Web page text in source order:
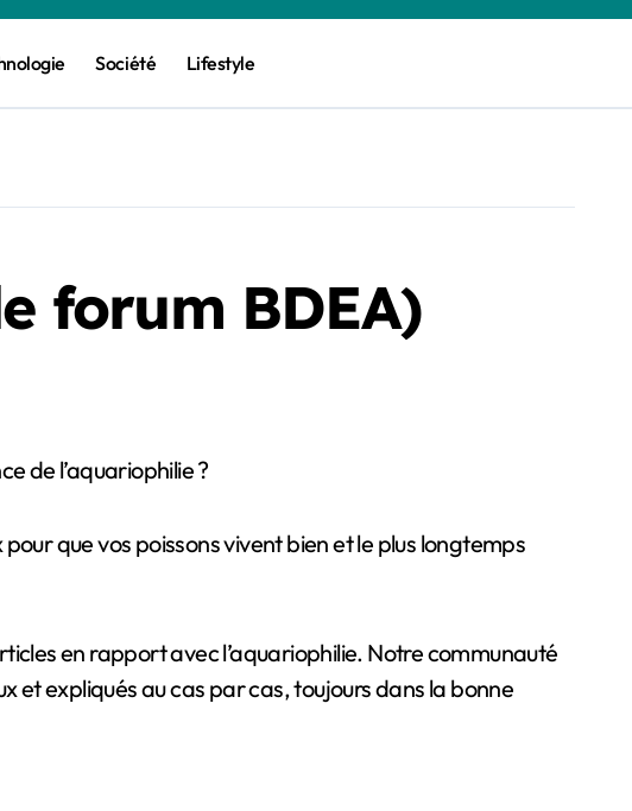
Société Lifestyle
forum BDEA)
de l’aquariophilie ?
que vos poissons vivent bien et le plus longtemps
en rapport avec l’aquariophilie. Notre communauté
et expliqués au cas par cas, toujours dans la bonne